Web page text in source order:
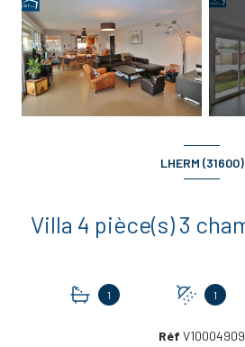
LHERM (31600)
1 1
Réf V10004909